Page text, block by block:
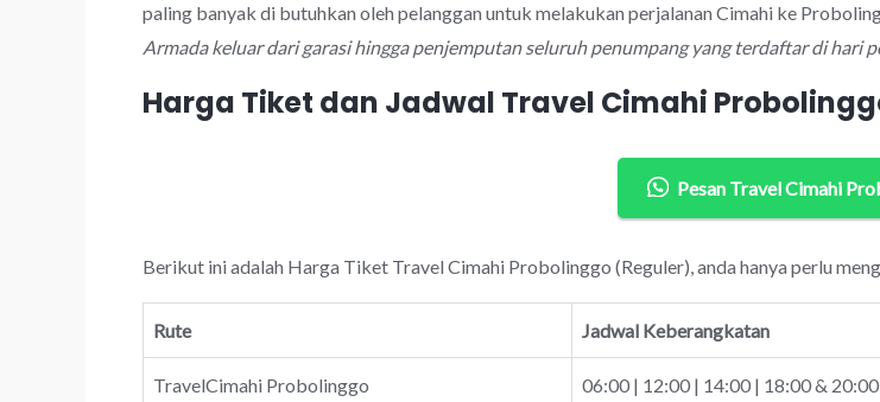
paling banyak di butuhkan oleh pelanggan untuk melakukan perjalanan Cimahi ke
Armada keluar dari garasi hingga penjemputan seluruh penumpang yang terdaftar di hari
Harga Tiket dan Jadwal Travel Cimahi
Pesan Travel Cimahi
Berikut ini adalah Harga Tiket Travel Cimahi Probolinggo (Reguler), anda hanya perlu
Rute Jadwal Keberangkatan
TravelCimahi Probolinggo 06:00 | 12:00 | 14:00 | 18:00 & 20:00